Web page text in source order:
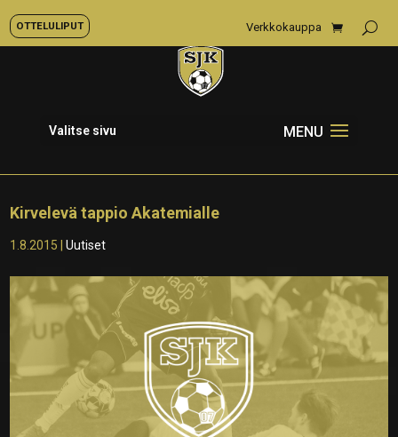
OTTELULIPUT Verkkokauppa
Valitse sivu
Kirvelevä tappio Akatemialle
1.8.2015 |Uutiset